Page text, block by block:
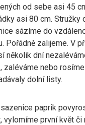
od sebe asi 45
asi 80 cm. Stružky
sázíme do
Pořádně zalijeme. V
několik dní
zaléváme nebo
dolní listy.
paprik
vylomíme první květ či